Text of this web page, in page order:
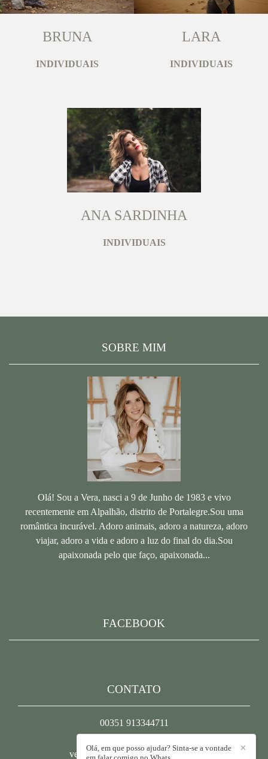
BRUNA
INDIVIDUAIS
LARA
INDIVIDUAIS
ANA SARDINHA
INDIVIDUAIS
SOBRE MIM
Olá! Sou a Vera, nasci a 9 de Junho de 1983 e vivo
recentemente em Alpalhão, distrito de Portalegre.Sou uma
romântica incurável. Adoro animais, adoro a natureza, adoro
viajar, adoro a vida e adoro a luz do final do dia.Sou
apaixonada pelo que faço, apaixonada...
FACEBOOK
CONTATO
00351 913344711
veramendesfotografia@gmail.com
✕
Olá, em que posso ajudar? Sinta-se a vontade